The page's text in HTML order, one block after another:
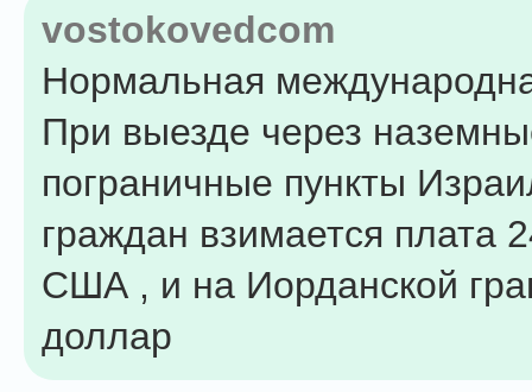
vostokovedcom
Нормальная
При выезде через
пограничные пункты
граждан взимается плата
США , и на Иорданской
доллар